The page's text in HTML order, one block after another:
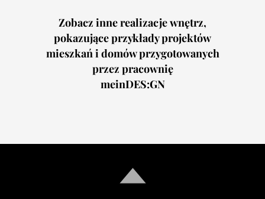
Zobacz inne realizacje wnętrz,
pokazujące przykłady projektów
mieszkań i domów przygotowanych
przez pracownię
meinDES:GN